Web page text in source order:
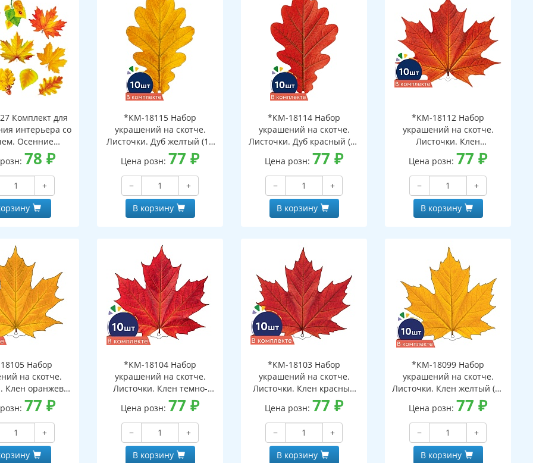
Комплект для
интерьера со
Осенние
1 (10 видов)
78₽
+
*КМ-18115 Набор
украшений на скотче.
Листочки. Дуб желтый (10
шт. в наборе,
двухсторонняя, ВД-лак)
Цена розн: 77₽
−
+
В корзину
*КМ-18114 Набор
украшений на скотче.
Листочки. Дуб красный (10
шт. в наборе,
двухсторонняя, ВД-лак)
Цена розн: 77₽
−
+
В корзину
*КМ-18112 Набор
украшений на скотче.
Листочки. Клен
оранжевый (10 шт. в
наборе, двухсторонняя, ВД-
лак)
Цена розн: 77₽
−
+
В корзину
Набор
на скотче.
Клен оранжево-
шт. в наборе,
ВД-лак)
77₽
+
*КМ-18104 Набор
украшений на скотче.
Листочки. Клен темно-
красный (10 шт. в наборе,
двухсторонняя, ВД-лак)
Цена розн: 77₽
−
+
В корзину
*КМ-18103 Набор
украшений на скотче.
Листочки. Клен красный
(10 шт. в наборе,
двухсторонняя, ВД-лак)
Цена розн: 77₽
−
+
В корзину
*КМ-18099 Набор
украшений на скотче.
Листочки. Клен желтый (10
шт. в наборе,
двухсторонняя, ВД-лак)
Цена розн: 77₽
−
+
В корзину